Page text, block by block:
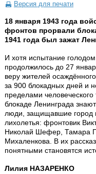
Версия для печати
18 января 1943 года
фронтов прорвали
1941 года был зажат
И хотя испытание
продолжилось до 27
веру жителей
за 900 блокадных дней и
пределами
блокаде Ленинграда
люди, защищавшие город
лихолетья: фронтовик
Николай Шефер, Тамара
Михаленкова. В их
понятными становятся
Лилия НАЗАРЕНКО